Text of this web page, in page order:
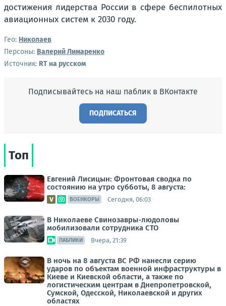
достижения лидерства России в сфере беспилотных
авиационных систем к 2030 году.
Гео: Николаев
Персоны: Валерий Лимаренко
Источник: RT на русском
Подписывайтесь на наш паблик в ВКонтакте
ПОДПИСАТЬСЯ
Топ
Евгений Лисицын: Фронтовая сводка по
состоянию на утро субботы, 8 августа:
ВОЕНКОРЫ Сегодня, 06:03
В Николаеве Свинозавры-людоловы
мобилизовали сотрудника СТО
ПАБЛИКИ Вчера, 21:39
В ночь на 8 августа ВС РФ нанесли серию
ударов по объектам военной инфраструктуры в
Киеве и Киевской области, а также по
логистическим центрам в Днепропетровской,
Сумской, Одесской, Николаевской и других
областях